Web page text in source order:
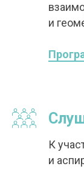
и
К
и